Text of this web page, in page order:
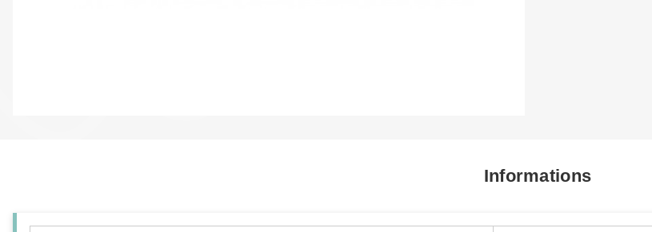
Informations